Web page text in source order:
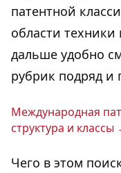
патентной
области техники
дальше удобно
рубрик подряд и
Меж­ду­на­род­ная
струк­ту­ра и классы
Чего в этом